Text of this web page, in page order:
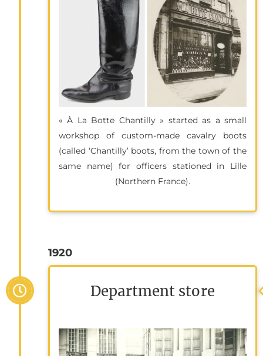
« À La Botte Chantilly » started as a small
workshop of custom-made cavalry boots
(called ‘Chantilly’ boots, from the town of the
same name) for officers stationed in Lille
(Northern France).
1920
Department store